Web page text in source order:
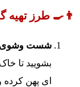
👨‍🍳 طرز تهیه
شست وشوی
بشویید تا
ای پهن کرده